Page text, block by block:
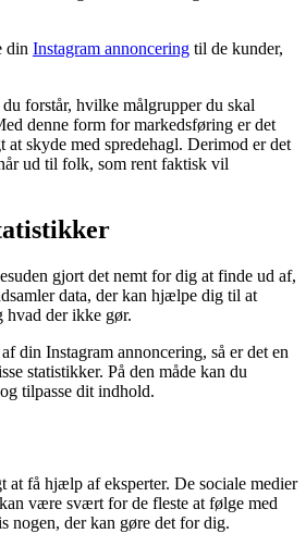
din Instagram annoncering til de kunder,
forstår, hvilke målgrupper du skal
denne form for markedsføring er det
skyde med spredehagl. Derimod er det
ud til folk, som rent faktisk vil
gjort det nemt for dig at finde ud af,
data, der kan hjælpe dig til at
hvad der ikke gør.
din Instagram annoncering, så er det en
statistikker. På den måde kan du
tilpasse dit indhold.
at få hjælp af eksperter. De sociale medier
være svært for de fleste at følge med
nogen, der kan gøre det for dig.